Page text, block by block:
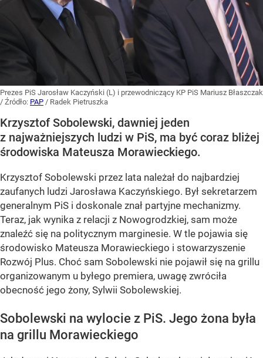
Prezes PiS Jarosław Kaczyński (L) i przewodniczący KP PiS Mariusz Błaszczak
/ Źródło: PAP / Radek Pietruszka
Krzysztof Sobolewski, dawniej jeden
z najważniejszych ludzi w PiS, ma być coraz bliżej
środowiska Mateusza Morawieckiego.
Krzysztof Sobolewski przez lata należał do najbardziej
zaufanych ludzi Jarosława Kaczyńskiego. Był sekretarzem
generalnym PiS i doskonale znał partyjne mechanizmy.
Teraz, jak wynika z relacji z Nowogrodzkiej, sam może
znaleźć się na politycznym marginesie. W tle pojawia się
środowisko Mateusza Morawieckiego i stowarzyszenie
Rozwój Plus. Choć sam Sobolewski nie pojawił się na grillu
organizowanym u byłego premiera, uwagę zwróciła
obecność jego żony, Sylwii Sobolewskiej.
Sobolewski na wylocie z PiS. Jego żona była
na grillu Morawieckiego